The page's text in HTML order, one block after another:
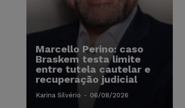
Marcello Perino: caso
Braskem testa limite
entre tutela cautelar e
recuperação judicial
Karina Silvério - 06/08/2026